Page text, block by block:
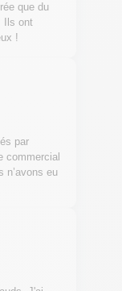
que du
Ils ont
!
par
commercial
n’avons eu